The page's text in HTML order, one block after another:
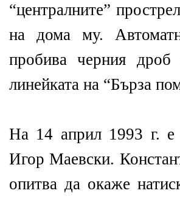
“централните”
на дома му.
пробива черния
линейката на “Бърза
На 14 април 1993 г. е
Игор Маевски.
опитва да окаже